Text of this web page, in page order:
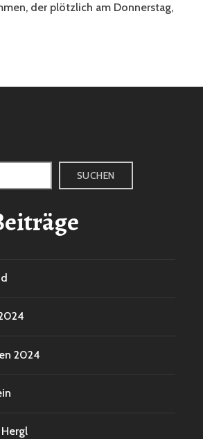
der plötzlich am Donnerstag,
SUCHEN
2024